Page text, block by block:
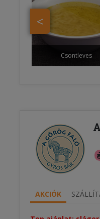
<
Csontleves
AKCIÓK